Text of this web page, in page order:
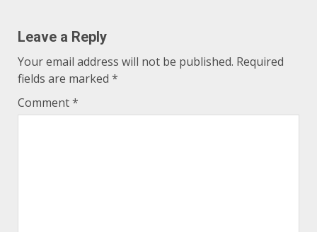
Leave a Reply
Your email address will not be published. Required
fields are marked *
Comment*